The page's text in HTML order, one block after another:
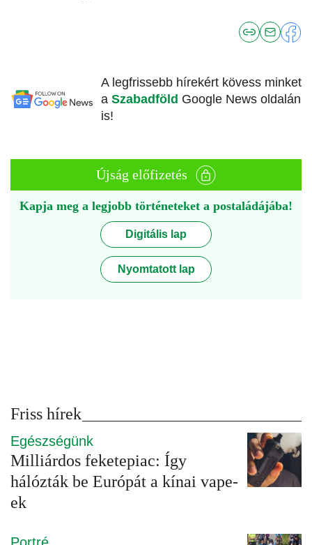
A legfrissebb hírekért kövess minket
a Szabadföld Google News oldalán
is!
Újság előfizetés
Kapja meg a legjobb történeteket a postaládájába!
Digitális lap
Nyomtatott lap
Friss hírek
Egészségünk
Milliárdos feketepiac: Így
hálózták be Európát a kínai vape-
ek